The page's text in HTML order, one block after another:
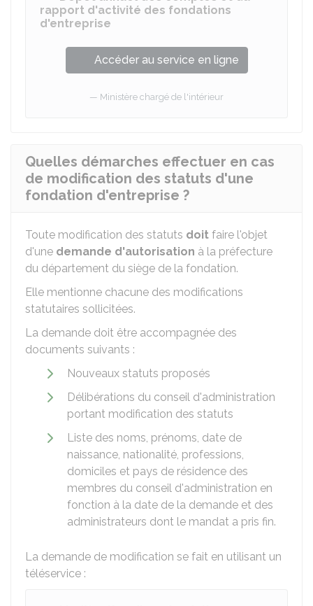
rapport d'activité des fondations
d'entreprise
Accéder au service en ligne
Ministère chargé de l'intérieur
Quelles démarches effectuer en cas
de modification des statuts d'une
fondation d'entreprise ?
Toute modification des statuts doit faire l'objet
d'une demande d'autorisation à la préfecture
du département du siège de la fondation.
Elle mentionne chacune des modifications
statutaires sollicitées.
La demande doit être accompagnée des
documents suivants :
Nouveaux statuts proposés
Délibérations du conseil d'administration
portant modification des statuts
Liste des noms, prénoms, date de
naissance, nationalité, professions,
domiciles et pays de résidence des
membres du conseil d'administration en
fonction à la date de la demande et des
administrateurs dont le mandat a pris fin.
La demande de modification se fait en utilisant un
téléservice :